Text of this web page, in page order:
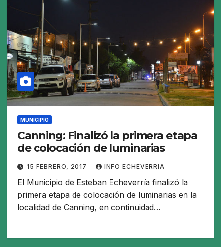
MUNICIPIO
Canning: Finalizó la primera etapa
de colocación de luminarias
15 FEBRERO, 2017 INFO ECHEVERRIA
El Municipio de Esteban Echeverría finalizó la
primera etapa de colocación de luminarias en la
localidad de Canning, en continuidad…